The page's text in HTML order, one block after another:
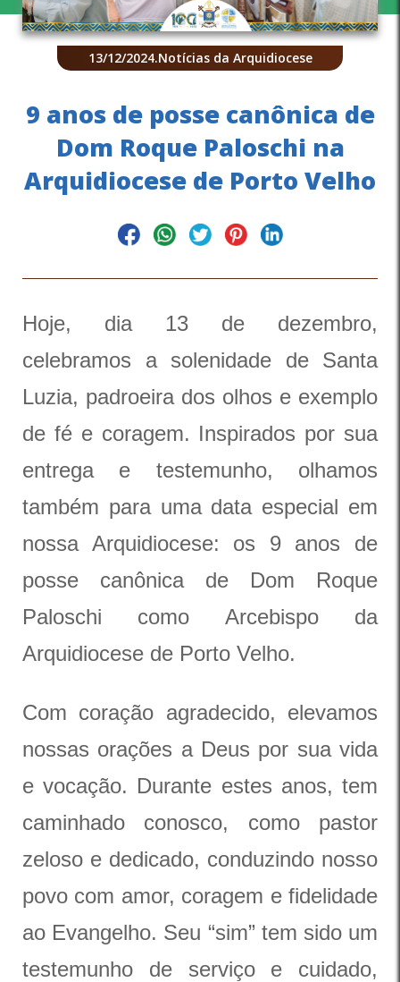
13/12/2024.Notícias da Arquidiocese
9 anos de posse canônica de
Dom Roque Paloschi na
Arquidiocese de Porto Velho
Hoje, dia 13 de dezembro,
celebramos a solenidade de Santa
Luzia, padroeira dos olhos e exemplo
de fé e coragem. Inspirados por sua
entrega e testemunho, olhamos
também para uma data especial em
nossa Arquidiocese: os 9 anos de
posse canônica de Dom Roque
Paloschi como Arcebispo da
Arquidiocese de Porto Velho.
Com coração agradecido, elevamos
nossas orações a Deus por sua vida
e vocação. Durante estes anos, tem
caminhado conosco, como pastor
zeloso e dedicado, conduzindo nosso
povo com amor, coragem e fidelidade
ao Evangelho. Seu “sim” tem sido um
testemunho de serviço e cuidado,